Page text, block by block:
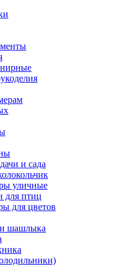
и сада
уличные
для птиц
для цветов
шашлыка